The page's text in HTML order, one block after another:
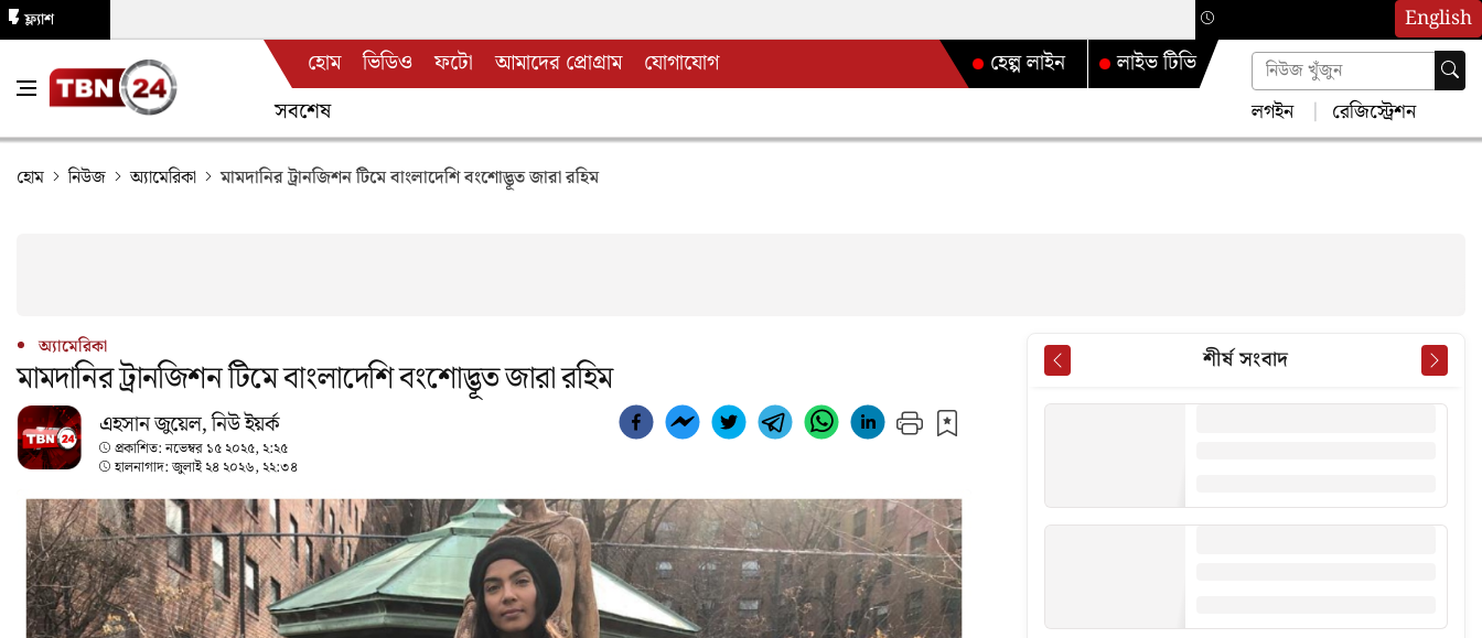
English
ফ্ল্যাশ
হোম ভিডিও ফটো আমাদের প্রোগ্রাম যোগাযোগ লাইভ টিভি
হেল্প লাইন
সবশেষ
লগইন রেজিস্ট্রেশন
হোম নিউজ অ্যামেরিকা মামদানির ট্রানজিশন টিমে বাংলাদেশি বংশোদ্ভূত জারা রহিম
অ্যামেরিকা
মামদানির ট্রানজিশন টিমে বাংলাদেশি বংশোদ্ভূত জারা রহিম
এহসান জুয়েল, নিউ ইয়র্ক
প্রকাশিত:নভেম্বর ১৫ ২০২৫, ২:২৫
হালনাগাদ:জুলাই ২৪ ২০২৬, ২২:৩৪
শীর্ষ সংবাদ